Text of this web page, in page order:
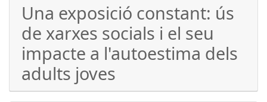
Una exposició constant: ús
de xarxes socials i el seu
impacte a l'autoestima dels
adults joves